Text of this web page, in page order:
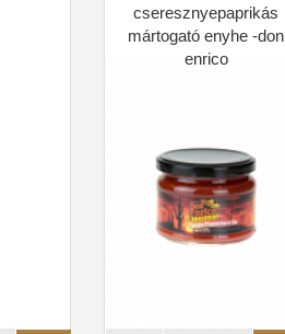
cseresznyepaprikás
mártogató enyhe -don
enrico